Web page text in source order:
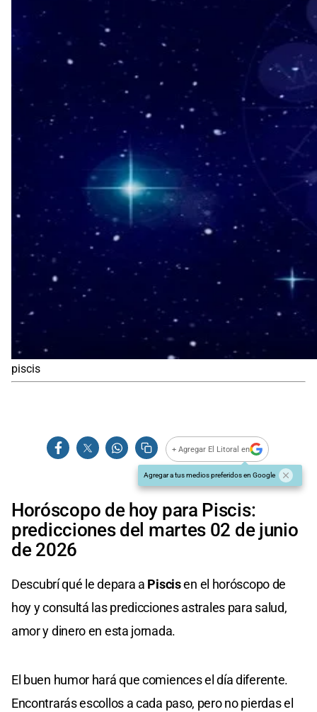
piscis
+ Agregar El Litoral en
Agregar a tus medios preferidos en Google
Horóscopo de hoy para Piscis:
predicciones del martes 02 de junio
de 2026
Descubrí qué le depara a Piscisen el horóscopo de
hoy y consultá las predicciones astrales para salud,
amor y dinero en esta jornada.
El buen humor hará que comiences el día diferente.
Encontrarás escollos a cada paso, pero no pierdas el